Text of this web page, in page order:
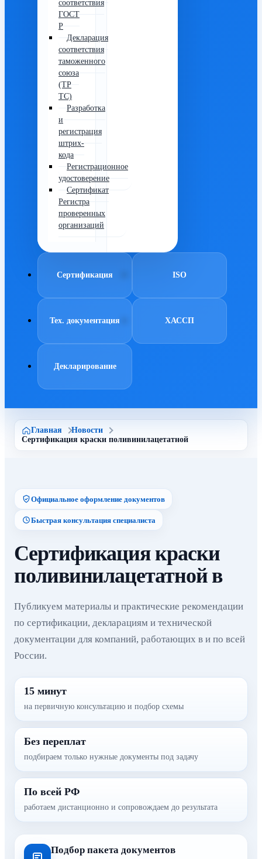
соответствия
ГОСТ
Р
Декларация
соответствия
таможенного
союза
(ТР
ТС)
Разработка
и
регистрация
штрих-
кода
Регистрационное
удостоверение
Сертификат
Регистра
проверенных
организаций
Сертификация ISO
Тех. документация ХАССП
Декларирование
Главная
Новости
Сертификация краски поливинилацетатной
Официальное оформление документов
Быстрая консультация специалиста
Сертификация краски
поливинилацетатной в
Публикуем материалы и практические рекомендации
по сертификации, декларациям и технической
документации для компаний, работающих в и по всей
России.
15 минут
на первичную консультацию и подбор схемы
Без переплат
подбираем только нужные документы под задачу
По всей РФ
работаем дистанционно и сопровождаем до результата
Подбор пакета документов